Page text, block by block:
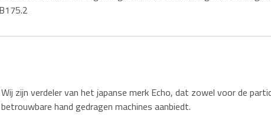
Wij zijn verdeler van het japanse merk Echo, dat zowel voor de
betrouwbare hand gedragen machines aanbiedt.